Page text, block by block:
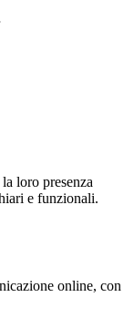
loro presenza
e funzionali.
online, con